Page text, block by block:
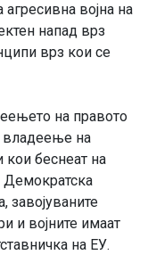
војна на
напад врз
врз кои се
на правото
владеење на
кои беснеат на
Демократска
завојуваните
и војните имаат
на ЕУ.